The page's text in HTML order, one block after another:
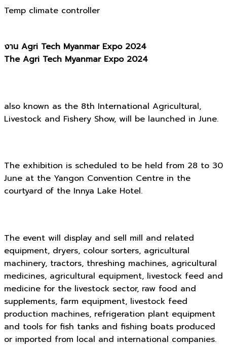
Temp climate controller
งาน Agri Tech Myanmar Expo 2024
The Agri Tech Myanmar Expo 2024
also known as the 8th International Agricultural,
Livestock and Fishery Show, will be launched in June.
The exhibition is scheduled to be held from 28 to 30
June at the Yangon Convention Centre in the
courtyard of the Innya Lake Hotel.
The event will display and sell mill and related
equipment, dryers, colour sorters, agricultural
machinery, tractors, threshing machines, agricultural
medicines, agricultural equipment, livestock feed and
medicine for the livestock sector, raw food and
supplements, farm equipment, livestock feed
production machines, refrigeration plant equipment
and tools for fish tanks and fishing boats produced
or imported from local and international companies.